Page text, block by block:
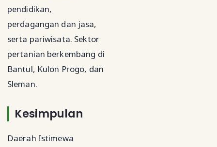
pendidikan,
perdagangan dan jasa,
serta pariwisata. Sektor
pertanian berkembang di
Bantul, Kulon Progo, dan
Sleman.
Kesimpulan
Daerah Istimewa